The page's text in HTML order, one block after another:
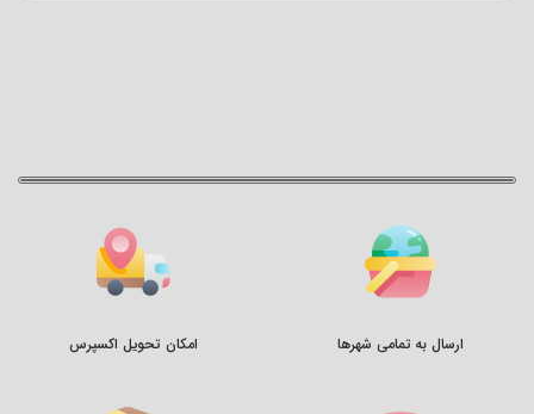
ارسال به تمامی شهرها امکان تحویل اکسپرس